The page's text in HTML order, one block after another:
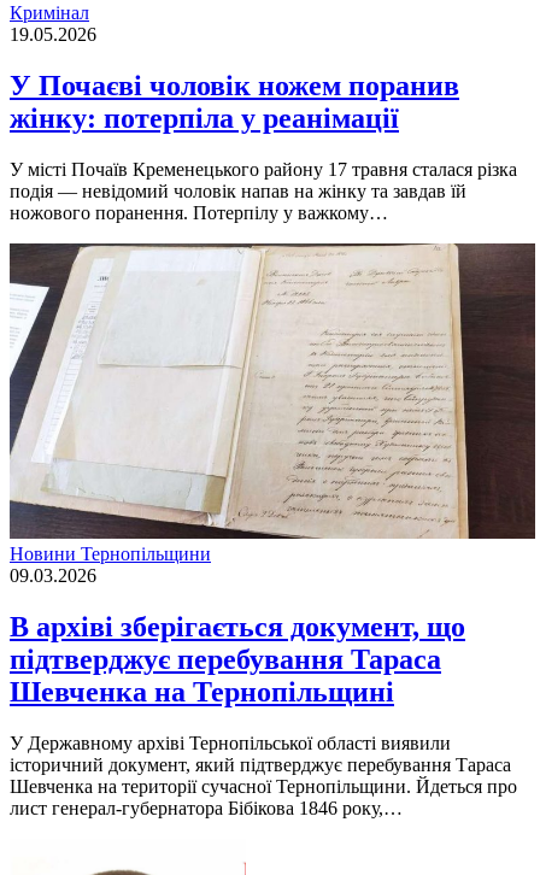
Кримінал
19.05.2026
У Почаєві чоловік ножем поранив
жінку: потерпіла у реанімації
У місті Почаїв Кременецького району 17 травня сталася різка
подія — невідомий чоловік напав на жінку та завдав їй
ножового поранення. Потерпілу у важкому…
Новини Тернопільщини
09.03.2026
В архіві зберігається документ, що
підтверджує перебування Тараса
Шевченка на Тернопільщині
У Державному архіві Тернопільської області виявили
історичний документ, який підтверджує перебування Тараса
Шевченка на території сучасної Тернопільщини. Йдеться про
лист генерал-губернатора Бібікова 1846 року,…